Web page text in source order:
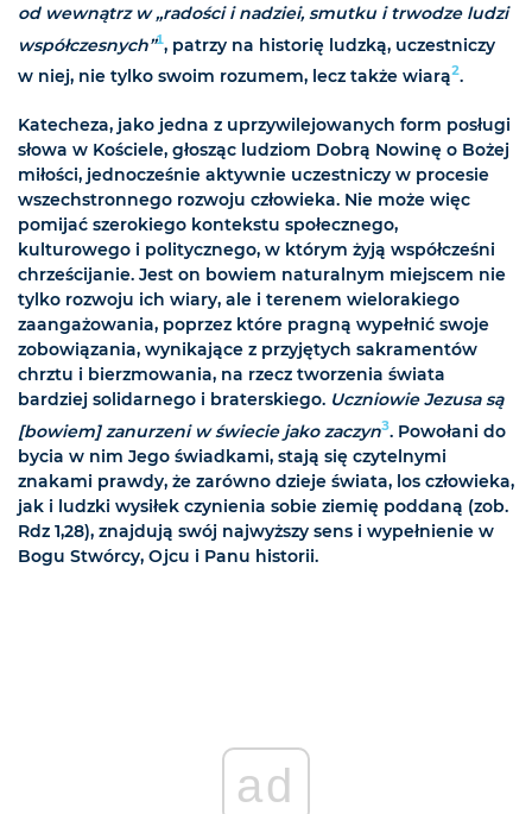
od wewnątrz w „radości i nadziei, smutku i trwodze ludzi
współczesnych”1, patrzy na historię ludzką, uczestniczy
w niej, nie tylko swoim rozumem, lecz także wiarą2.
Katecheza, jako jedna z uprzywilejowanych form posługi
słowa w Kościele, głosząc ludziom Dobrą Nowinę o Bożej
miłości, jednocześnie aktywnie uczestniczy w procesie
wszechstronnego rozwoju człowieka. Nie może więc
pomijać szerokiego kontekstu społecznego,
kulturowego i politycznego, w którym żyją współcześni
chrześcijanie. Jest on bowiem naturalnym miejscem nie
tylko rozwoju ich wiary, ale i terenem wielorakiego
zaangażowania, poprzez które pragną wypełnić swoje
zobowiązania, wynikające z przyjętych sakramentów
chrztu i bierzmowania, na rzecz tworzenia świata
bardziej solidarnego i braterskiego. Uczniowie Jezusa są
[bowiem] zanurzeni w świecie jako zaczyn3. Powołani do
bycia w nim Jego świadkami, stają się czytelnymi
znakami prawdy, że zarówno dzieje świata, los człowieka,
jak i ludzki wysiłek czynienia sobie ziemię poddaną (zob.
Rdz 1,28), znajdują swój najwyższy sens i wypełnienie w
Bogu Stwórcy, Ojcu i Panu historii.
ad